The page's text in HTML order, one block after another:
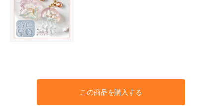
この商品を購入する